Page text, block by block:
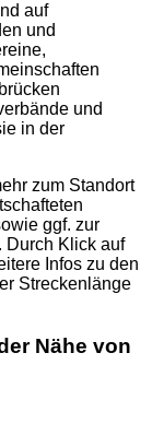
auf
und
und
in der
zum Standort
ggf. zur
Durch Klick auf
Infos zu den
Streckenlänge
Nähe von